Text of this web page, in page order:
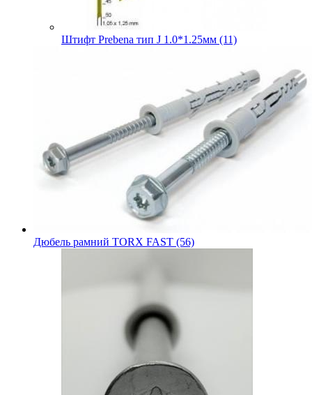
Штифт Prebena тип J 1.0*1.25мм (11)
Дюбель рамний TORX FAST (56)